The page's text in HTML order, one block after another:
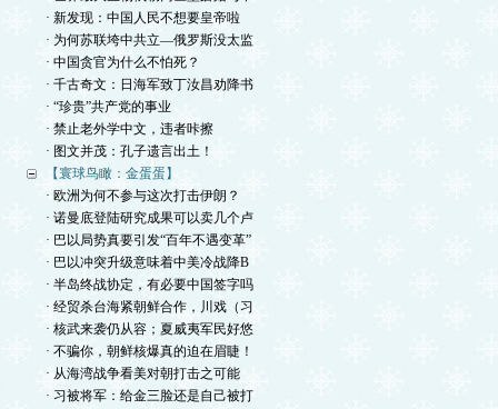
· 新发现：中国人民不想要皇帝啦
· 为何苏联垮中共立—俄罗斯没太监
· 中国贪官为什么不怕死？
· 千古奇文：日海军致丁汝昌劝降书
· “珍贵”共产党的事业
· 禁止老外学中文，违者咔擦
· 图文并茂：孔子遗言出土！
【寰球鸟瞰：金蛋蛋】
· 欧洲为何不参与这次打击伊朗？
· 诺曼底登陆研究成果可以卖几个卢
· 巴以局势真要引发“百年不遇变革”
· 巴以冲突升级意味着中美冷战降B
· 半岛终战协定，有必要中国签字吗
· 经贸杀台海紧朝鲜合作，川戏（习
· 核武来袭仍从容；夏威夷军民好悠
· 不骗你，朝鲜核爆真的迫在眉睫！
· 从海湾战争看美对朝打击之可能
· 习被将军：给金三脸还是自己被打